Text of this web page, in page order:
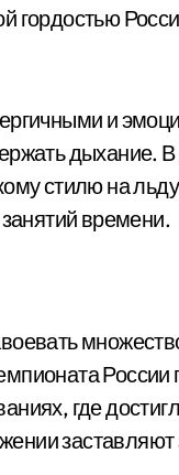
гордостью
и
дыхание. В
стилю на
времени.
России
где